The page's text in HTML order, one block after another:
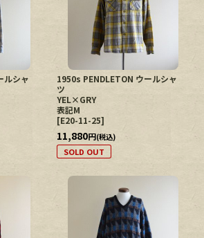
ルシャ
1950s PENDLETON ウールシャ
ツ
YEL×GRY
表記M
[E20-11-25]
11,880円(税込)
SOLD OUT